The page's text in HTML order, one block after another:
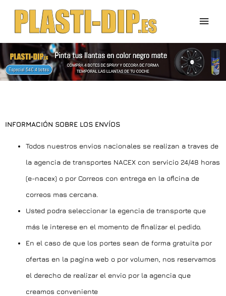
contenido
INFORMACIÓN SOBRE LOS ENVÍOS
Todos nuestros envios nacionales se realizan a traves de
la agencia de transportes NACEX con servicio 24/48 horas
(e-nacex) o por Correos con entrega en la oficina de
correos mas cercana.
Usted podra seleccionar la egencia de transporte que
más le interese en el momento de finalizar el pedido.
En el caso de que los portes sean de forma gratuita por
ofertas en la pagina web o por volumen, nos reservamos
el derecho de realizar el envio por la agencia que
creamos conveniente